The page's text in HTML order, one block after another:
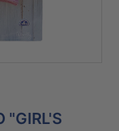
"GIRL'S